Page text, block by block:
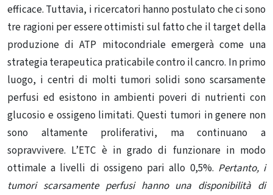
efficace. Tuttavia, i ricercatori hanno postulato che ci sono
tre ragioni per essere ottimisti sul fatto che il target della
produzione di ATP mitocondriale emergerà come una
strategia terapeutica praticabile contro il cancro. In primo
luogo, i centri di molti tumori solidi sono scarsamente
perfusi ed esistono in ambienti poveri di nutrienti con
glucosio e ossigeno limitati. Questi tumori in genere non
sono altamente proliferativi, ma continuano a
sopravvivere. L’ETC è in grado di funzionare in modo
ottimale a livelli di ossigeno pari allo 0,5%. Pertanto, i
tumori scarsamente perfusi hanno una disponibilità di